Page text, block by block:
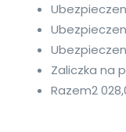
Zaliczka na
Razem2